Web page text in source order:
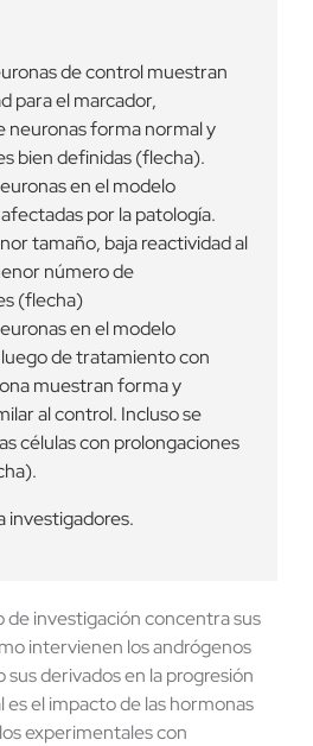
de control muestran
para el marcador,
neuronas forma normal y
bien definidas (flecha).
en el modelo
por la patología.
tamaño, baja reactividad al
número de
(flecha)
en el modelo
de tratamiento con
muestran forma y
al control. Incluso se
células con prolongaciones
investigadores.
investigación concentra sus
intervienen los andrógenos
derivados en la progresión
el impacto de las hormonas
experimentales con